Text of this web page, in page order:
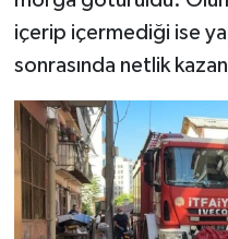
içerip içermediği ise
sonrasında netlik